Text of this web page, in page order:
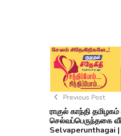
Previous Post
ராகுல் காந்தி
செல்வப்பெருந்தகை
Selvaperunthagai